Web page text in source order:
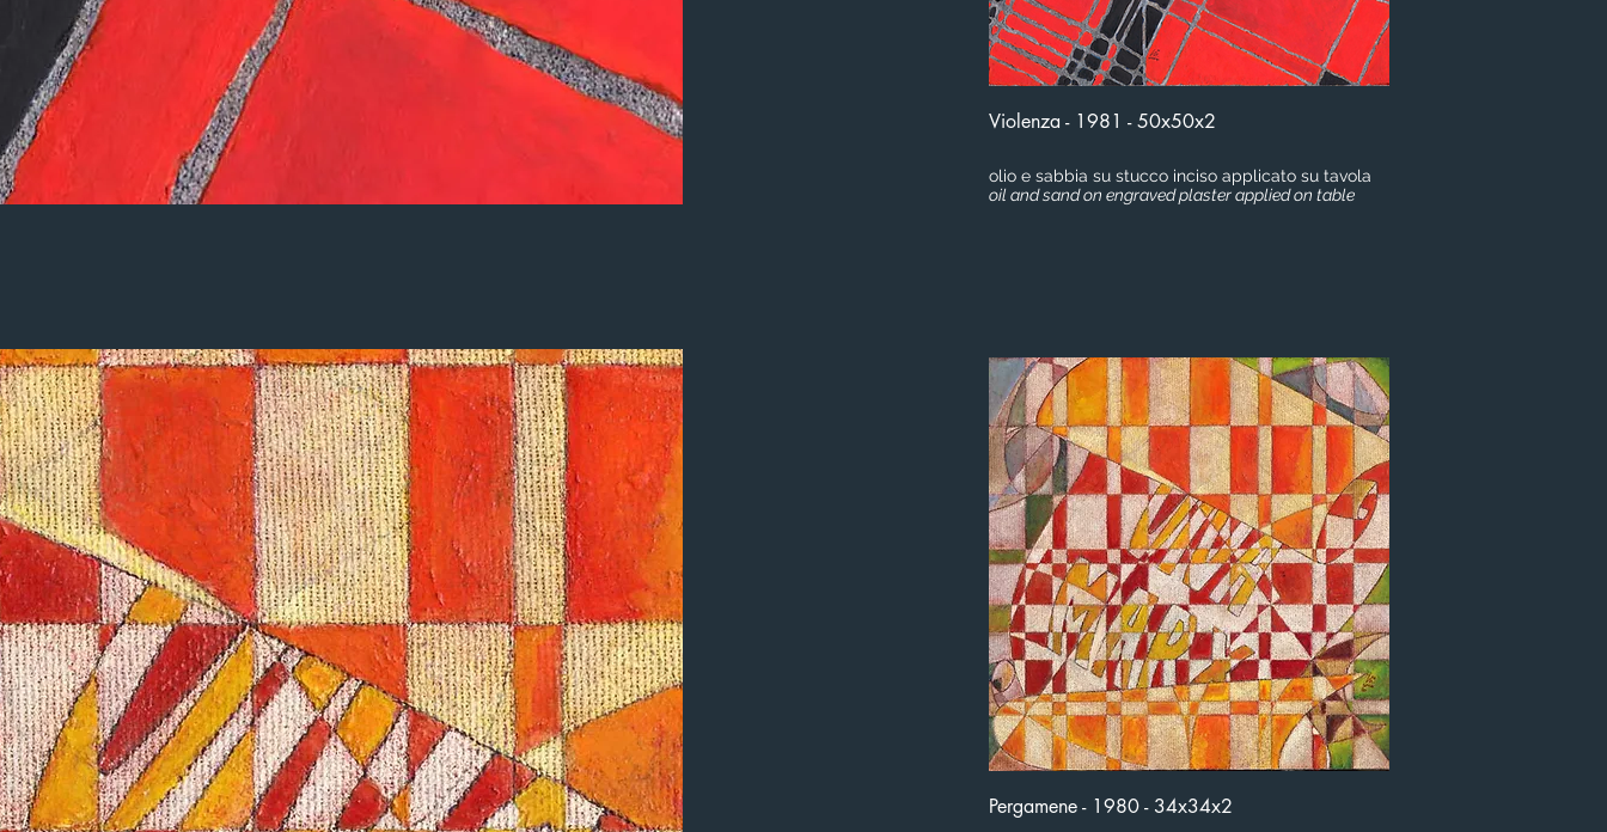
Violenza - 1981 - 50x50x2
olio e sabbia su stucco inciso applicato su tavola
oil and sand on engraved plaster applied on table
Pergamene - 1980 - 34x34x2